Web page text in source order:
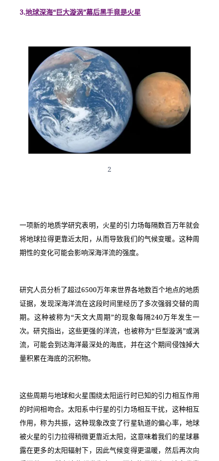
3.地球深海“巨大漩涡”幕后黑手竟是火星
2
一项新的地质学研究表明，火星的引力场每隔数百万年就会
将地球拉得更靠近太阳，从而导致我们的气候变暖。这种周
期性的变化可能会影响深海洋流的强度。
研究人员分析了超过6500万年来世界各地数百个地点的地质
证据，发现深海洋流在这段时间里经历了多次强弱交替的周
期。这种被称为“天文大周期”的现象每隔240万年发生一
次。研究指出，这些更强的洋流，也被称为“巨型漩涡”或涡
流，可能会到达海洋最深处的海底，并在这个期间侵蚀掉大
量积累在海底的沉积物。
这些周期与地球和火星围绕太阳运行时已知的引力相互作用
的时间相吻合。太阳系中行星的引力场相互干扰，这种相互
作用，称为共振，这种现象改变了行星轨道的偏心率，地球
被火星的引力拉得稍微更靠近太阳，这意味着我们的星球暴
露在更多的太阳辐射下，因此气候变得更温暖，然后再次向